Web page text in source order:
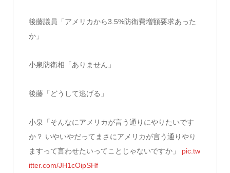
後藤議員「アメリカから3.5%防衛費増額要求あった
か」
小泉防衛相「ありません」
後藤「どうして逃げる」
小泉「そんなにアメリカが言う通りにやりたいです
か？ いやいやだってまさにアメリカが言う通りやり
ますって言わせたいってことじゃないですか」 pic.tw
itter.com/JH1cOipSHf